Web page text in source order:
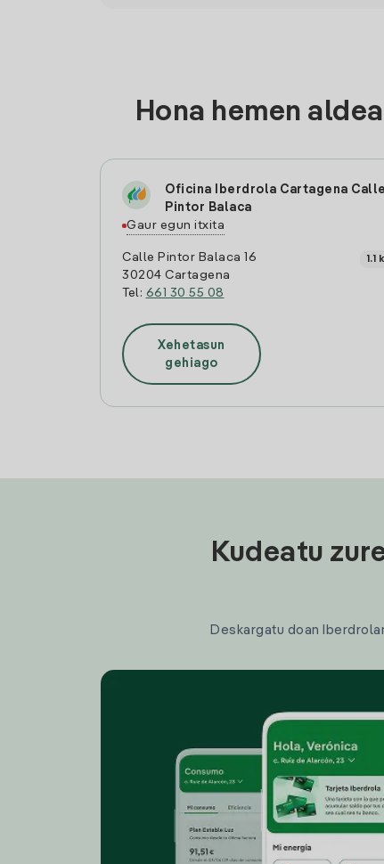
Hona hemen
Oficina Iberdrola Cartagena Calle
Pintor Balaca
Gaur egun itxita
Calle Pintor Balaca 16
30204 Cartagena
Tel: 661 30 55 08
1.1
Xehetasun
gehiago
Kudeatu
Deskargatu doan